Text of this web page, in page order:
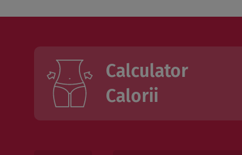
Calculator
Calorii